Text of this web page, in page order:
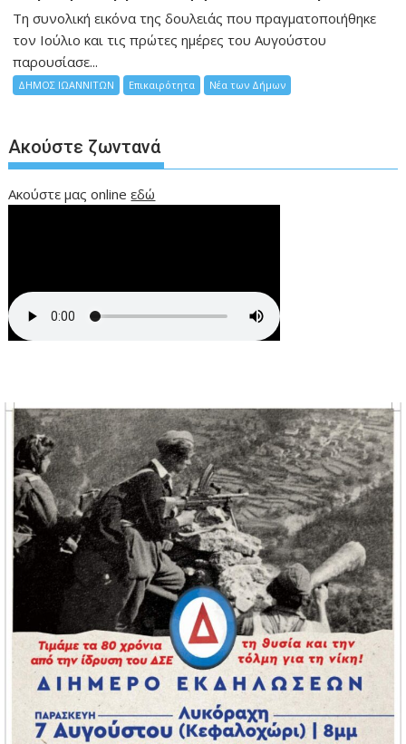
Τη συνολική εικόνα της δουλειάς που πραγματοποιήθηκε
τον Ιούλιο και τις πρώτες ημέρες του Αυγούστου
παρουσίασε...
ΔΗΜΟΣ ΙΩΑΝΝΙΤΩΝ Επικαιρότητα Νέα των Δήμων
Ακούστε ζωντανά
Ακούστε μας onlineεδώ